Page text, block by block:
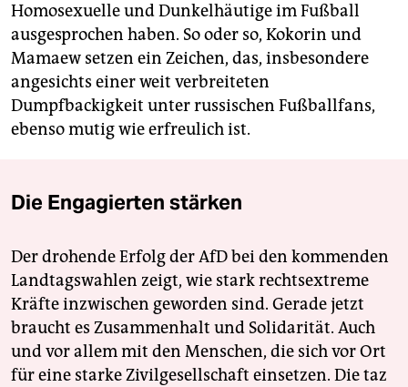
Homosexuelle und Dunkelhäutige im Fußball
ausgesprochen haben. So oder so, Kokorin und
Mamaew setzen ein Zeichen, das, insbesondere
angesichts einer weit verbreiteten
Dumpfbackigkeit unter russischen Fußballfans,
ebenso mutig wie erfreulich ist.
Die Engagierten stärken
Der drohende Erfolg der AfD bei den kommenden
Landtagswahlen zeigt, wie stark rechtsextreme
Kräfte inzwischen geworden sind. Gerade jetzt
braucht es Zusammenhalt und Solidarität. Auch
und vor allem mit den Menschen, die sich vor Ort
für eine starke Zivilgesellschaft einsetzen. Die taz